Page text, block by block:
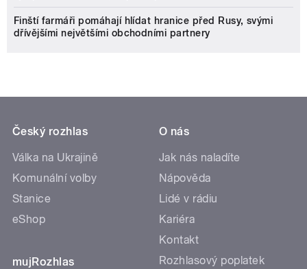
Finští farmáři pomáhají hlídat hranice před Rusy, svými
dřívějšími největšími obchodními partnery
Český rozhlas
Válka na Ukrajině
Komunální volby
Stanice
eShop
mujRozhlas
O nás
Jak nás naladíte
Nápověda
Lidé v rádiu
Kariéra
Kontakt
Rozhlasový poplatek